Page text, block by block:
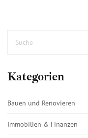
Kategorien
Bauen und Renovieren
Immobilien & Finanzen